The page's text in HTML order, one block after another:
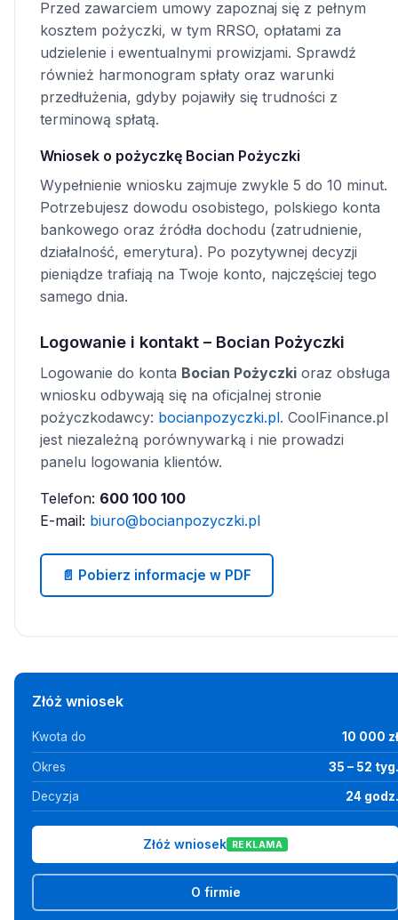
Przed zawarciem umowy zapoznaj się z pełnym
kosztem pożyczki, w tym RRSO, opłatami za
udzielenie i ewentualnymi prowizjami. Sprawdź
również harmonogram spłaty oraz warunki
przedłużenia, gdyby pojawiły się trudności z
terminową spłatą.
Wniosek o pożyczkę Bocian Pożyczki
Wypełnienie wniosku zajmuje zwykle 5 do 10 minut.
Potrzebujesz dowodu osobistego, polskiego konta
bankowego oraz źródła dochodu (zatrudnienie,
działalność, emerytura). Po pozytywnej decyzji
pieniądze trafiają na Twoje konto, najczęściej tego
samego dnia.
Logowanie i kontakt – Bocian Pożyczki
Logowanie do konta Bocian Pożyczki oraz obsługa
wniosku odbywają się na oficjalnej stronie
pożyczkodawcy: bocianpozyczki.pl. CoolFinance.pl
jest niezależną porównywarką i nie prowadzi
panelu logowania klientów.
Telefon: 600 100 100
E-mail: biuro@bocianpozyczki.pl
📄 Pobierz informacje w PDF
Złóż wniosek
Kwota do 10 000 zł
Okres 35 – 52 tyg.
Decyzja 24 godz.
Złóż wniosek REKLAMA
O firmie